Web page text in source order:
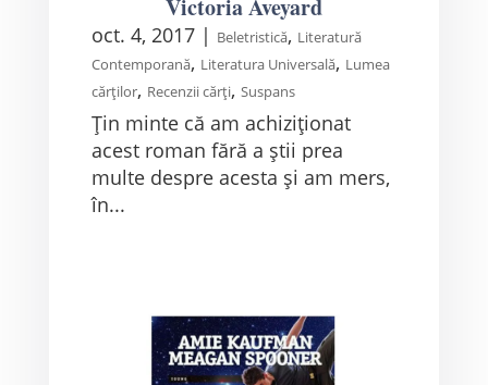
Victoria Aveyard
oct. 4, 2017| Beletristică, Literatură
Contemporană, Literatura Universală, Lumea
cărților, Recenzii cărți, Suspans
Țin minte că am achiziționat
acest roman fără a știi prea
multe despre acesta și am mers,
în...